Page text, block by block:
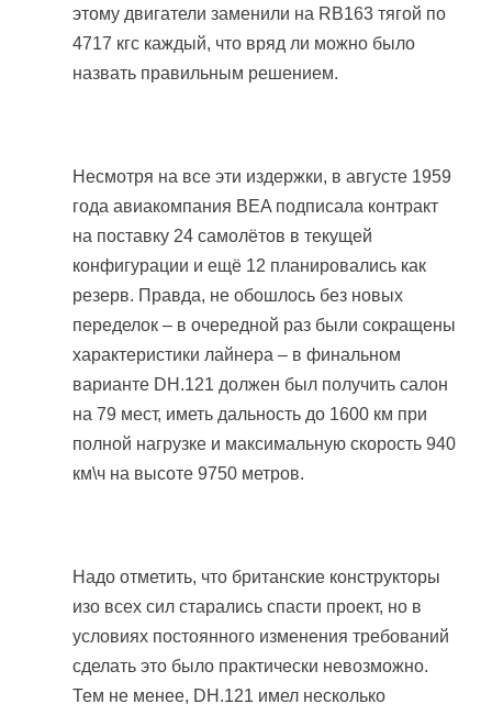
этому двигатели заменили на RB163 тягой по
4717 кгс каждый, что вряд ли можно было
назвать правильным решением.
Несмотря на все эти издержки, в августе 1959
года авиакомпания BEA подписала контракт
на поставку 24 самолётов в текущей
конфигурации и ещё 12 планировались как
резерв. Правда, не обошлось без новых
переделок – в очередной раз были сокращены
характеристики лайнера – в финальном
варианте DH.121 должен был получить салон
на 79 мест, иметь дальность до 1600 км при
полной нагрузке и максимальную скорость 940
км\ч на высоте 9750 метров.
Надо отметить, что британские конструкторы
изо всех сил старались спасти проект, но в
условиях постоянного изменения требований
сделать это было практически невозможно.
Тем не менее, DH.121 имел несколько